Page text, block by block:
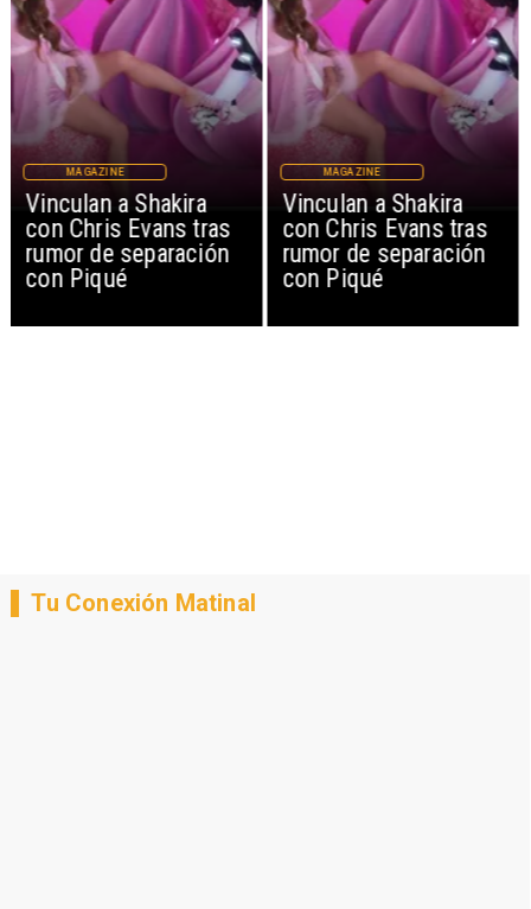
Vinculan a Shakira
con Chris Evans tras
rumor de separación
con Piqué
MAGAZINE
Vinculan a Shakira
con Chris Evans tras
rumor de separación
con Piqué
MAGAZINE
Tu Conexión Matinal